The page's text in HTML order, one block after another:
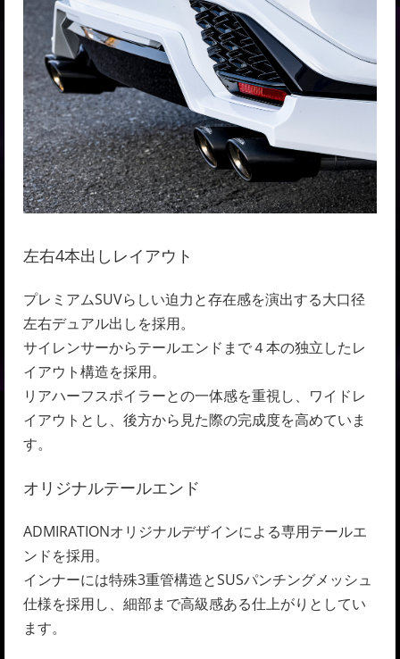
左右4本出しレイアウト
プレミアムSUVらしい迫力と存在感を演出する大口径
左右デュアル出しを採用。
サイレンサーからテールエンドまで４本の独立したレ
イアウト構造を採用。
リアハーフスポイラーとの一体感を重視し、ワイドレ
イアウトとし、後方から見た際の完成度を高めていま
す。
オリジナルテールエンド
ADMIRATIONオリジナルデザインによる専用テールエ
ンドを採用。
インナーには特殊3重管構造とSUSパンチングメッシュ
仕様を採用し、細部まで高級感ある仕上がりとしてい
ます。